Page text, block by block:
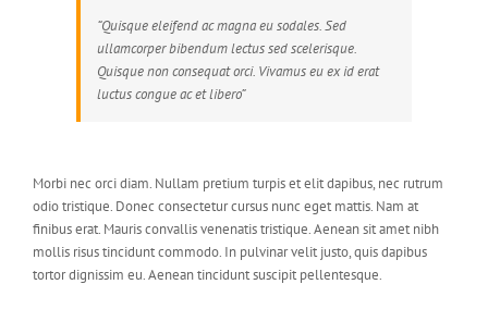
“Quisque eleifend ac magna eu sodales. Sed
ullamcorper bibendum lectus sed scelerisque.
Quisque non consequat orci. Vivamus eu ex id erat
luctus congue ac et libero”
Morbi nec orci diam. Nullam pretium turpis et elit dapibus, nec rutrum
odio tristique. Donec consectetur cursus nunc eget mattis. Nam at
finibus erat. Mauris convallis venenatis tristique. Aenean sit amet nibh
mollis risus tincidunt commodo. In pulvinar velit justo, quis dapibus
tortor dignissim eu. Aenean tincidunt suscipit pellentesque.